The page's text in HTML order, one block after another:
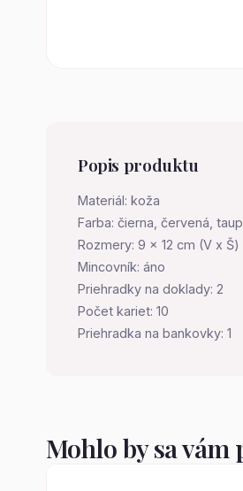
Popis produktu
Materiál: koža
Farba: čierna, červená,
Rozmery: 9 x 12 cm (V x Š)
Mincovník: áno
Priehradky na doklady: 2
Počet kariet: 10
Priehradka na bankovky: 1
Mohlo by sa vám